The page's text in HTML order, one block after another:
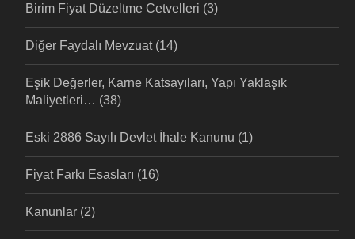
Birim Fiyat Düzeltme Cetvelleri (3)
Diğer Faydalı Mevzuat(14)
Eşik Değerler, Karne Katsayıları, Yapı Yaklaşık
Maliyetleri… (38)
Eski 2886 Sayılı Devlet İhale Kanunu (1)
Fiyat Farkı Esasları (16)
Kanunlar (2)